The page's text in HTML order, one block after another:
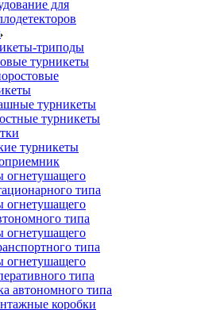
для
триподы
турникеты
турникеты
турникеты
турникеты
огнетушащего
типа
огнетушащего
типа
огнетушащего
типа
огнетушащего
типа
автономного типа
коробки